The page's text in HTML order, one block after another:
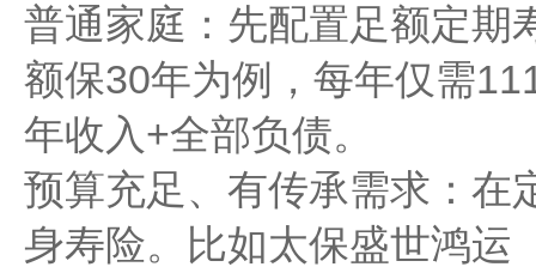
普通家庭：先配置足额定期
额保30年为例，每年仅需
年收入+全部负债。
预算充足、有传承需求：在
身寿险。比如太保盛世鸿运